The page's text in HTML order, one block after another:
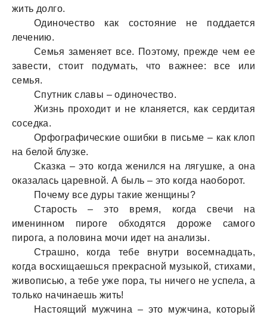
жить долго.
Одиночество как состояние не поддается
лечению.
Семья заменяет все. Поэтому, прежде чем ее
завести, стоит подумать, что важнее: все или
семья.
Спутник славы – одиночество.
Жизнь проходит и не кланяется, как сердитая
соседка.
Орфографические ошибки в письме – как клоп
на белой блузке.
Сказка – это когда женился на лягушке, а она
оказалась царевной. А быль – это когда наоборот.
Почему все дуры такие женщины?
Старость – это время, когда свечи на
именинном пироге обходятся дороже самого
пирога, а половина мочи идет на анализы.
Страшно, когда тебе внутри восемнадцать,
когда восхищаешься прекрасной музыкой, стихами,
живописью, а тебе уже пора, ты ничего не успела, а
только начинаешь жить!
Настоящий мужчина – это мужчина, который